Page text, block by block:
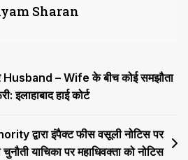
सिद्धांत
को
लागू
के
मामले
Sharan
Husband – Wife के बीच कोई समझौता
हाई कोर्ट
द्वारा इंपैक्ट फीस वसूली नोटिस पर
याचिका पर महाधिवक्ता को नोटिस